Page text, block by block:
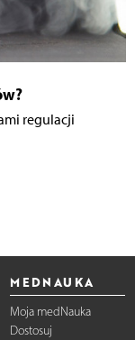
regulacji
MEDNAUKA
Moja medNauka
Dostosuj